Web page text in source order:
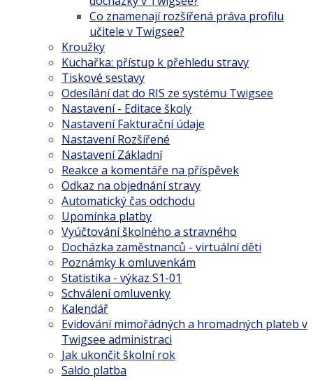
Co znamenají rozšířená práva profilu
učitele v Twigsee?
Kroužky
Kuchařka: přístup k přehledu stravy
Tiskové sestavy
Odesílání dat do RIS ze systému Twigsee
Nastavení - Editace školy
Nastavení Fakturační údaje
Nastavení Rozšířené
Nastavení Základní
Reakce a komentáře na příspěvek
Odkaz na objednání stravy
Automatický čas odchodu
Upomínka platby
Vyúčtování školného a stravného
Docházka zaměstnanců - virtuální děti
Poznámky k omluvenkám
Statistika - výkaz S1-01
Schválení omluvenky
Kalendář
Evidování mimořádných a hromadných plateb v
Twigsee administraci
Jak ukončit školní rok
Saldo platba